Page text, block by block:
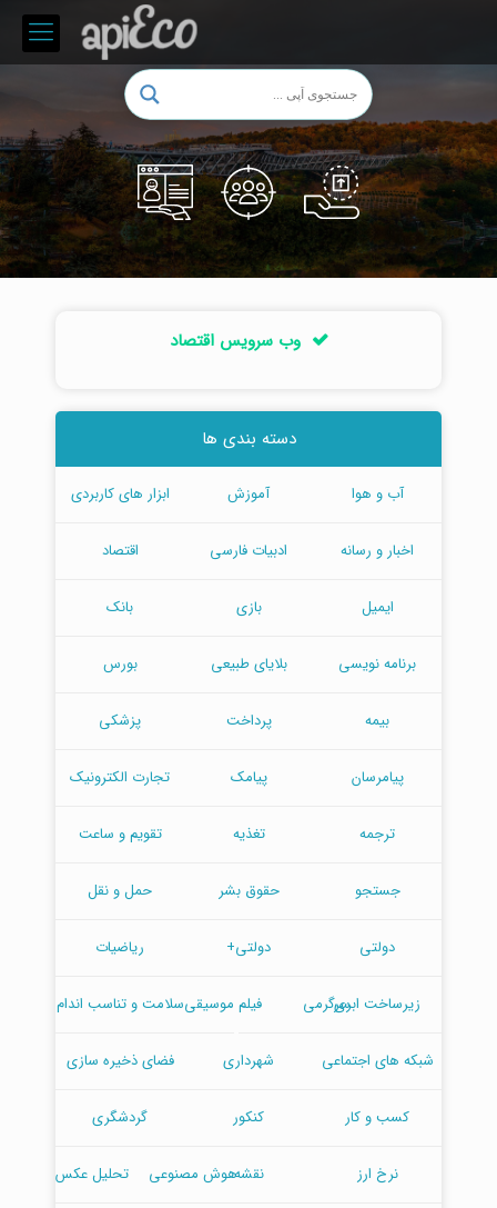
وب سرویس اقتصاد
دسته بندی ها
آب و هوا آموزش ابزار های کاربردی
اخبار و رسانه ادبیات فارسی اقتصاد
ایمیل بازی بانک
برنامه نویسی بلایای طبیعی بورس
بیمه پرداخت پزشکی
پیامرسان پیامک تجارت الکترونیک
ترجمه تغذیه تقویم و ساعت
جستجو حقوق بشر حمل و نقل
دولتی دولتی+ ریاضیات
زیرساخت ابریسرگرمی فیلم موسیقیسلامت و تناسب اندام
شبکه های اجتماعی شهرداری فضای ذخیره سازی
کسب و کار کنکور گردشگری
نرخ ارز نقشههوش مصنوعی تحلیل عکس